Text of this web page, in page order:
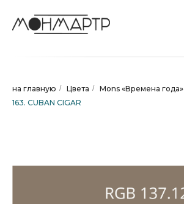
на главную / Цвета / Mons «Времена года»
163. CUBAN CIGAR